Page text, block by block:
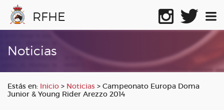
RFHE
Noticias
Estás en: Inicio > Noticias > Campeonato Europa Doma
Junior & Young Rider Arezzo 2014